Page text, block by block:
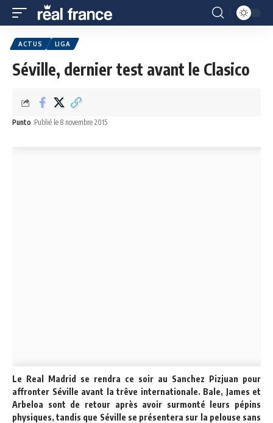
ACTUS LIGA
Séville, dernier test avant le Clasico
Punto Publié le 8 novembre 2015
Le Real Madrid se rendra ce soir au Sanchez Pizjuan pour
affronter Séville avant la trêve internationale. Bale, James et
Arbeloa sont de retour après avoir surmonté leurs pépins
physiques, tandis que Séville se présentera sur la pelouse sans